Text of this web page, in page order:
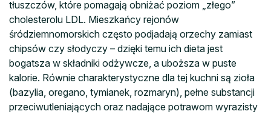
tłuszczów, które pomagają obniżać poziom „złego”
cholesterolu LDL. Mieszkańcy rejonów
śródziemnomorskich często podjadają orzechy zamiast
chipsów czy słodyczy – dzięki temu ich dieta jest
bogatsza w składniki odżywcze, a uboższa w puste
kalorie. Równie charakterystyczne dla tej kuchni są zioła
(bazylia, oregano, tymianek, rozmaryn), pełne substancji
przeciwutleniających oraz nadające potrawom wyrazisty